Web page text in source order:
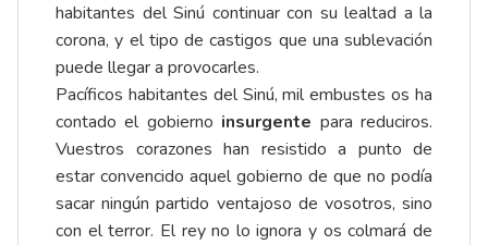
habitantes del Sinú continuar con su lealtad a la
corona, y el tipo de castigos que una sublevación
puede llegar a provocarles.
Pacíficos habitantes del Sinú, mil embustes os ha
contado el gobierno insurgente para reduciros.
Vuestros corazones han resistido a punto de
estar convencido aquel gobierno de que no podía
sacar ningún partido ventajoso de vosotros, sino
con el terror. El rey no lo ignora y os colmará de